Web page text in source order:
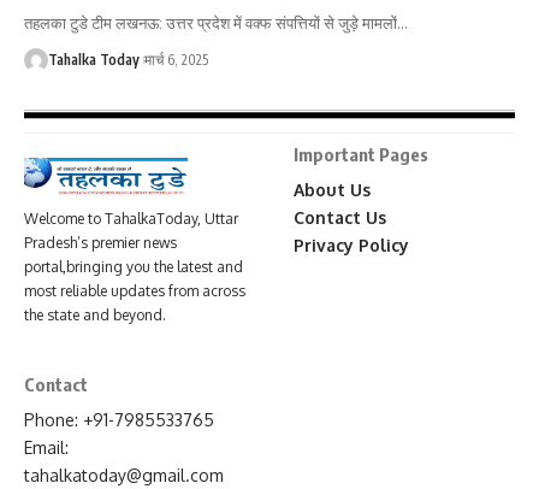
तहलका टुडे टीम लखनऊ: उत्तर प्रदेश में वक्फ संपत्तियों से जुड़े मामलों…
Tahalka Today मार्च 6, 2025
Welcome to TahalkaToday, Uttar
Pradesh’s premier news
portal,bringing you the latest and
most reliable updates from across
the state and beyond.
Important Pages
About Us
Contact Us
Privacy Policy
Contact
Phone: +91-7985533765
Email:
tahalkatoday@gmail.com